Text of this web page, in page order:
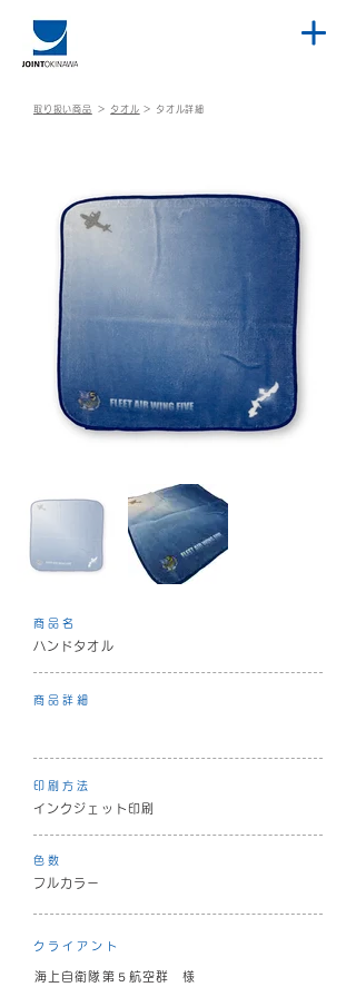
取り扱い商品 ＞ タオル ＞ タオル詳細
商品名
ハンドタオル
商品詳細
印刷方法
インクジェット印刷
色数
フルカラー
クライアント
海上自衛隊第５航空群 様